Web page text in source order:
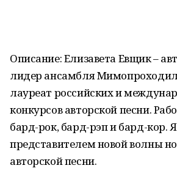
Описание: Елизавета Евщик –
лидер ансамбля
лауреат российских и
конкурсов авторской песни.
бард-рок, бард-рэп и бард-кор.
представителем новой волны
авторской песни.